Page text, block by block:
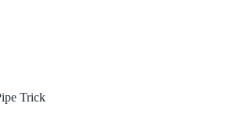
Trick